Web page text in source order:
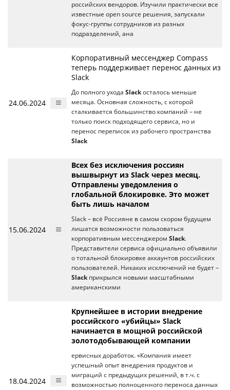
российских вендоров. Изучили практически все
известные open source решения, запускали
фокус-группы сотрудников из разных
подразделений, ана
24.06.2024
Корпоративный мессенджер Compass
теперь поддерживает перенос данных из
Slack
До полного ухода Slackосталось меньше
месяца. Основная сложность, с которой
сталкивается большинство компаний – не
только поиск подходящего сервиса, но и
перенос переписок из рабочего пространства
Slack
15.06.2024
Всех без исключения россиян
вышвырнут из Slack через месяц.
Отправлены уведомления о
глобальной блокировке. Это может
быть лишь началом
Slack – всё Россияне в самом скором будущем
лишатся возможности пользоваться
корпоративным мессенджером Slack.
Представители сервиса официально объявили
о тотальной блокировке аккаунтов российских
пользователей. Никаких исключений не будет –
Slackприкрылся новыми масштабными
американскими
18.04.2024
Крупнейшее в истории внедрение
российского «убийцы» Slack
начинается в мощной российской
золотодобывающей компании
ервисных доработок. «Компания имеет
успешный опыт внедрения продуктов и
миграций с предыдущих решений, в т.ч. с
возможностью полноценного переноса данных